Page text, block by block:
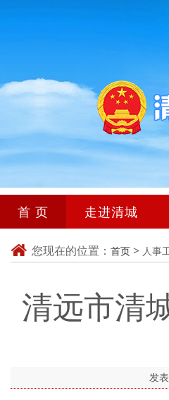
首 页 走进清城
您现在的位置： 首页 > 人事
清远市清
发